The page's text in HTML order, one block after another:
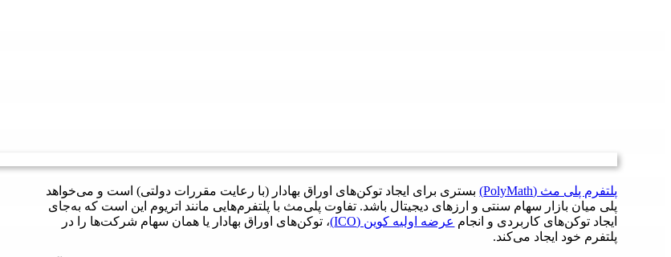
پلتفرم پلی مث (PolyMath)
بستری برای ایجاد توکن‌های اوراق بهادار (با رعایت مقررات دولتی) است و می‌خواهد
پلی میان بازار سهام سنتی و ارزهای دیجیتال باشد. تفاوت پلی‌مث با پلتفرم‌هایی مانند اتریوم این است که به‌جای
ایجاد توکن‌های کاربردی و انجام عرضه اولیه کوین (ICO)
، توکن‌های اوراق بهادار یا همان سهام شرکت‌ها را در
پلتفرم خود ایجاد می‌کند.